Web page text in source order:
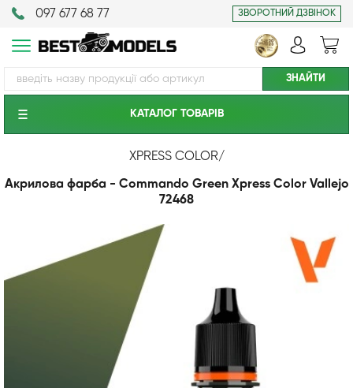
097 677 68 77 ЗВОРОТНИЙ ДЗВІНОК
КАТАЛОГ ТОВАРIВ
XPRESS COLOR/
Акрилова фарба - Commando Green Xpress Color Vallejo
72468